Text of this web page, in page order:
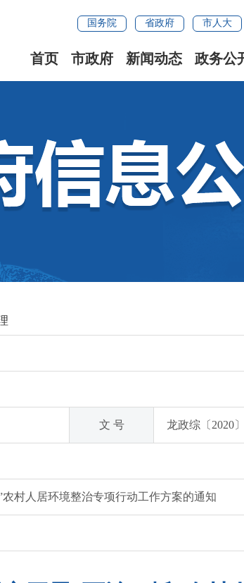
国务院 省政府 市人大
首页 市政府 新闻动态 政务公
文 号 龙政综〔2020
村人居环境整治专项行动工作方案的通知